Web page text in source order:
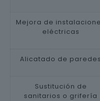
Mejora de
eléctricas
Alicatado de paredes
Sustitución de
sanitarios o grifería